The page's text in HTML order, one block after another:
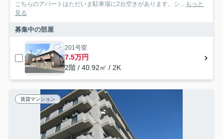
こちらのアパートはただいま駐車場に2台空きがあります。シ... もっと
見る
募集中の部屋
201号室
7.5万円
2階 / 40.92㎡ / 2K
賃貸マンション